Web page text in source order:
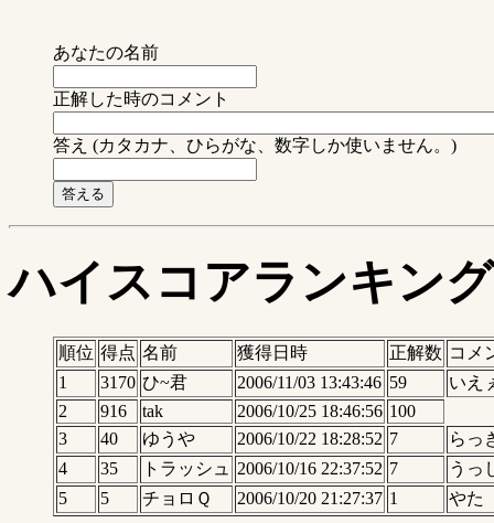
あなたの名前
正解した時のコメント
答え (カタカナ、ひらがな、数字しか使いません。)
ハイスコアランキング
順位 得点 名前 獲得日時 正解数 コメ
1
3170 ひ~君 2006/11/03 13:43:46 59
いえ
2
916 tak 2006/10/25 18:46:56 100
3
40 ゆうや 2006/10/22 18:28:52 7
らっ
4
35 トラッシュ 2006/10/16 22:37:52 7
うっ
5
5 チョロＱ 2006/10/20 21:27:37 1 やた